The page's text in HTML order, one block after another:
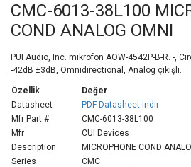
CMC-6013-38L100
COND ANALOG OMNI
PUI Audio, Inc. mikrofon AOW-4542P-B-R. -,
-42dB ±3dB, Omnidirectional, Analog çıkışlı.
Özellik
Değer
Datasheet
PDF Datasheet indir
Mfr Part #
CMC-6013-38L100
Mfr
CUI Devices
Description
MICROPHONE COND
Series
CMC